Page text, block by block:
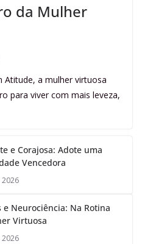
da Mulher
Atitude, a mulher virtuosa
para viver com mais leveza,
e Corajosa: Adote uma
Vencedora
2026
e Neurociência: Na Rotina
Virtuosa
2026